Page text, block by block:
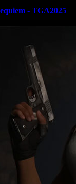
- TGA2025